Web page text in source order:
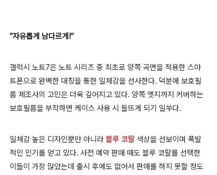
"자유롭게 남다르게!"
갤럭시 노트7은 노트 시리즈 중 최초로 양쪽 곡면을 적용한 스마
트폰으로 완벽한 대칭을 통한 일체감을 선사한다. 덕분에 보호필
름 제조사의 고민은 더욱 깊어지고 있다. 양쪽 엣지까지 커버하는
보호필름을 부착하면 케이스 사용 시 들뜨게 되기 일쑤다.
일체감 높은 디자인뿐만 아니라 블루 코랄 색상을 선보이며 폭발
적인 인기를 얻고 있다. 사전 예약 판매 때도 블루 코랄를 선택한
이들이 가장 많았는데 출시 후에도 없어서 판매를 하지 못할 정도